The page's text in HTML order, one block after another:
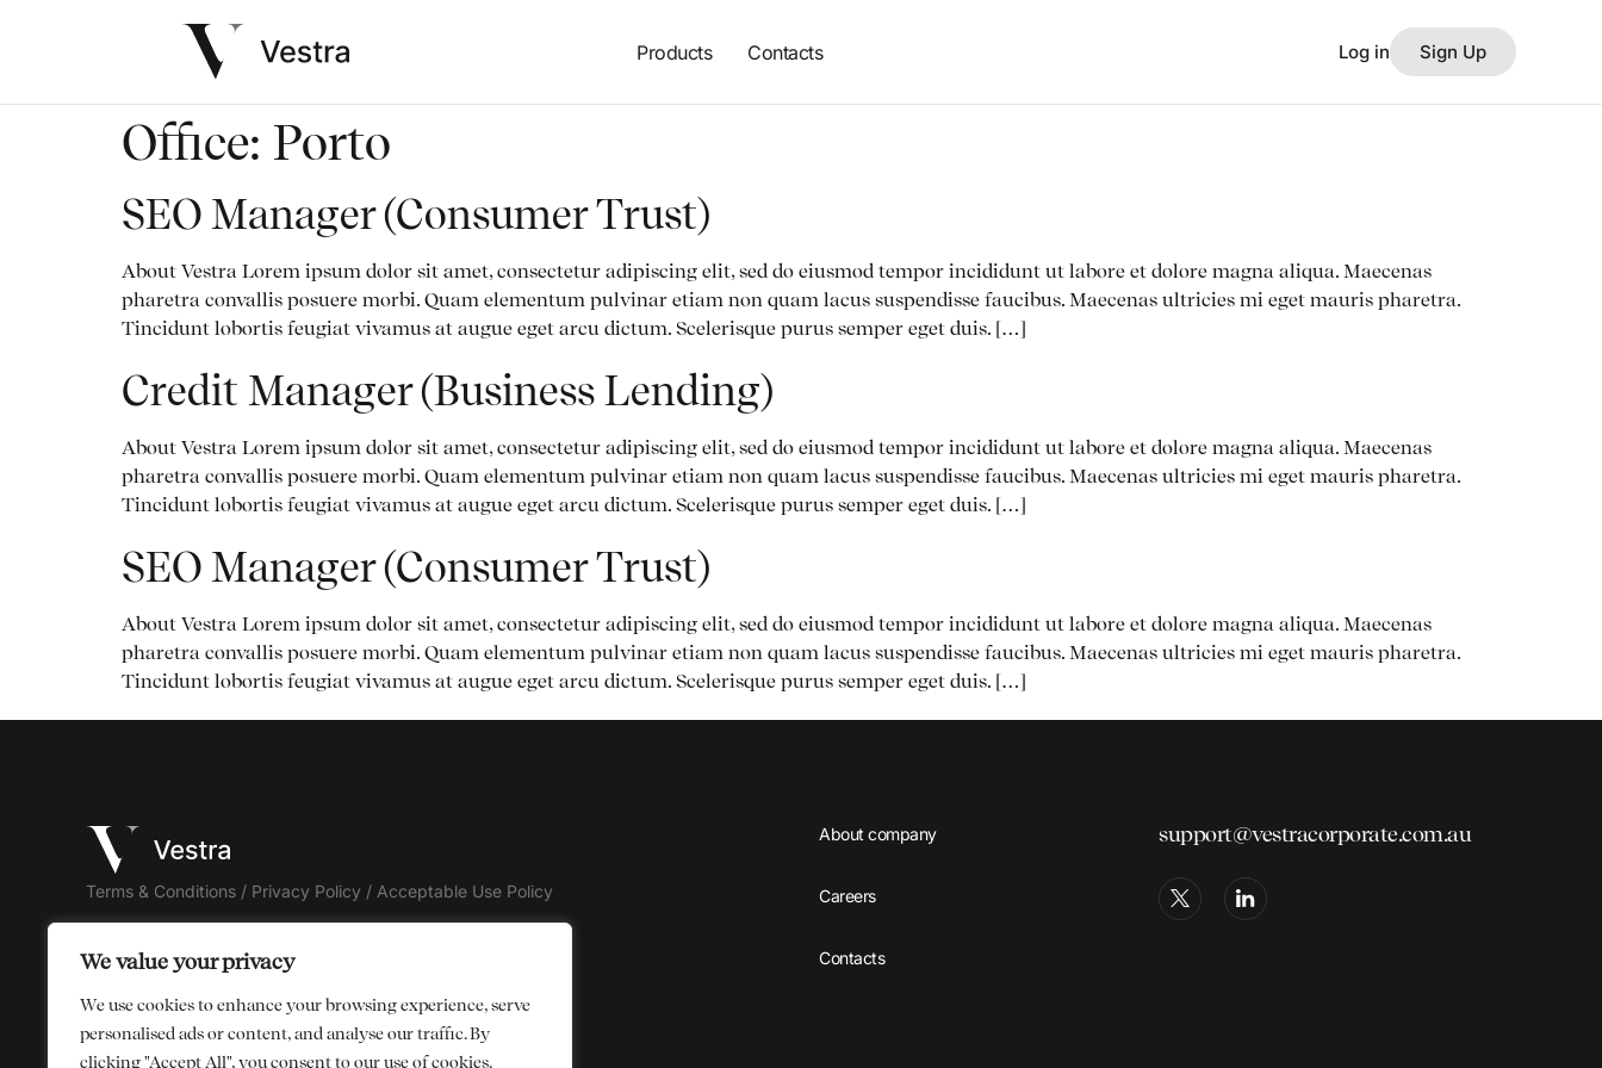
We value your privacy
We use cookies to enhance your browsing experience, serve
personalised ads or content, and analyse our traffic. By
clicking "Accept All", you consent to our use of cookies.
Products Contacts Log in Sign Up
Office: Porto
SEO Manager (Consumer Trust)
About Vestra Lorem ipsum dolor sit amet, consectetur adipiscing elit, sed do eiusmod tempor incididunt ut labore et dolore magna aliqua. Maecenas
pharetra convallis posuere morbi. Quam elementum pulvinar etiam non quam lacus suspendisse faucibus. Maecenas ultricies mi eget mauris pharetra.
Tincidunt lobortis feugiat vivamus at augue eget arcu dictum. Scelerisque purus semper eget duis. […]
Credit Manager (Business Lending)
About Vestra Lorem ipsum dolor sit amet, consectetur adipiscing elit, sed do eiusmod tempor incididunt ut labore et dolore magna aliqua. Maecenas
pharetra convallis posuere morbi. Quam elementum pulvinar etiam non quam lacus suspendisse faucibus. Maecenas ultricies mi eget mauris pharetra.
Tincidunt lobortis feugiat vivamus at augue eget arcu dictum. Scelerisque purus semper eget duis. […]
SEO Manager (Consumer Trust)
About Vestra Lorem ipsum dolor sit amet, consectetur adipiscing elit, sed do eiusmod tempor incididunt ut labore et dolore magna aliqua. Maecenas
pharetra convallis posuere morbi. Quam elementum pulvinar etiam non quam lacus suspendisse faucibus. Maecenas ultricies mi eget mauris pharetra.
Tincidunt lobortis feugiat vivamus at augue eget arcu dictum. Scelerisque purus semper eget duis. […]
Terms & Conditions / Privacy Policy / Acceptable Use Policy
About company
Careers
Contacts
support@vestracorporate.com.au